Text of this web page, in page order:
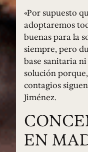
«Por supuesto
adoptaremos
buenas para la
siempre, pero
base sanitaria
solución
contagios
Jiménez.
EN